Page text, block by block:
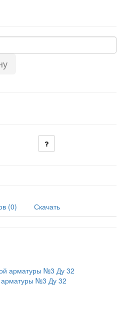
(0) Скачать
арматуры №3 Ду 32